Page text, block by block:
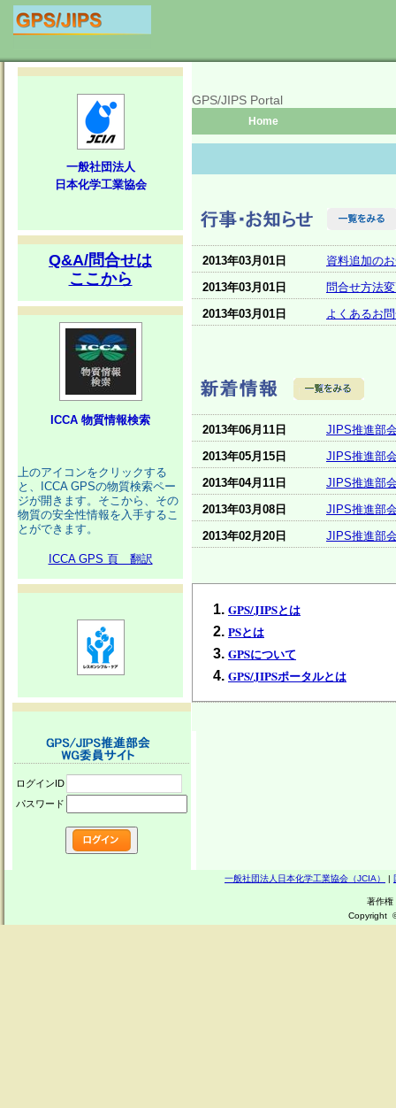
一般社団法人
日本化学工業協会
Q&A/問合せは
ここから
ICCA 物質情報検索
上のアイコンをクリックする
と、ICCA GPSの物質検索ペー
ジが開きます。そこから、その
物質の安全性情報を入手するこ
とができます。
ICCA GPS 頁 翻訳
ログインID
パスワード
GPS/JIPS Portal
Home
2013年03月01日
資料追加の
2013年03月01日
問合せ方法
2013年03月01日
よくあるお
2013年06月11日
JIPS推進部
2013年05月15日
JIPS推進部
2013年04月11日
JIPS推進部
2013年03月08日
JIPS推進部
2013年02月20日
JIPS推進部
GPS/JIPSとは
PSとは
GPSについて
GPS/JIPSポータルとは
フ
一般社団法人日本化学工業協会（JCIA） |
著作
Copyright